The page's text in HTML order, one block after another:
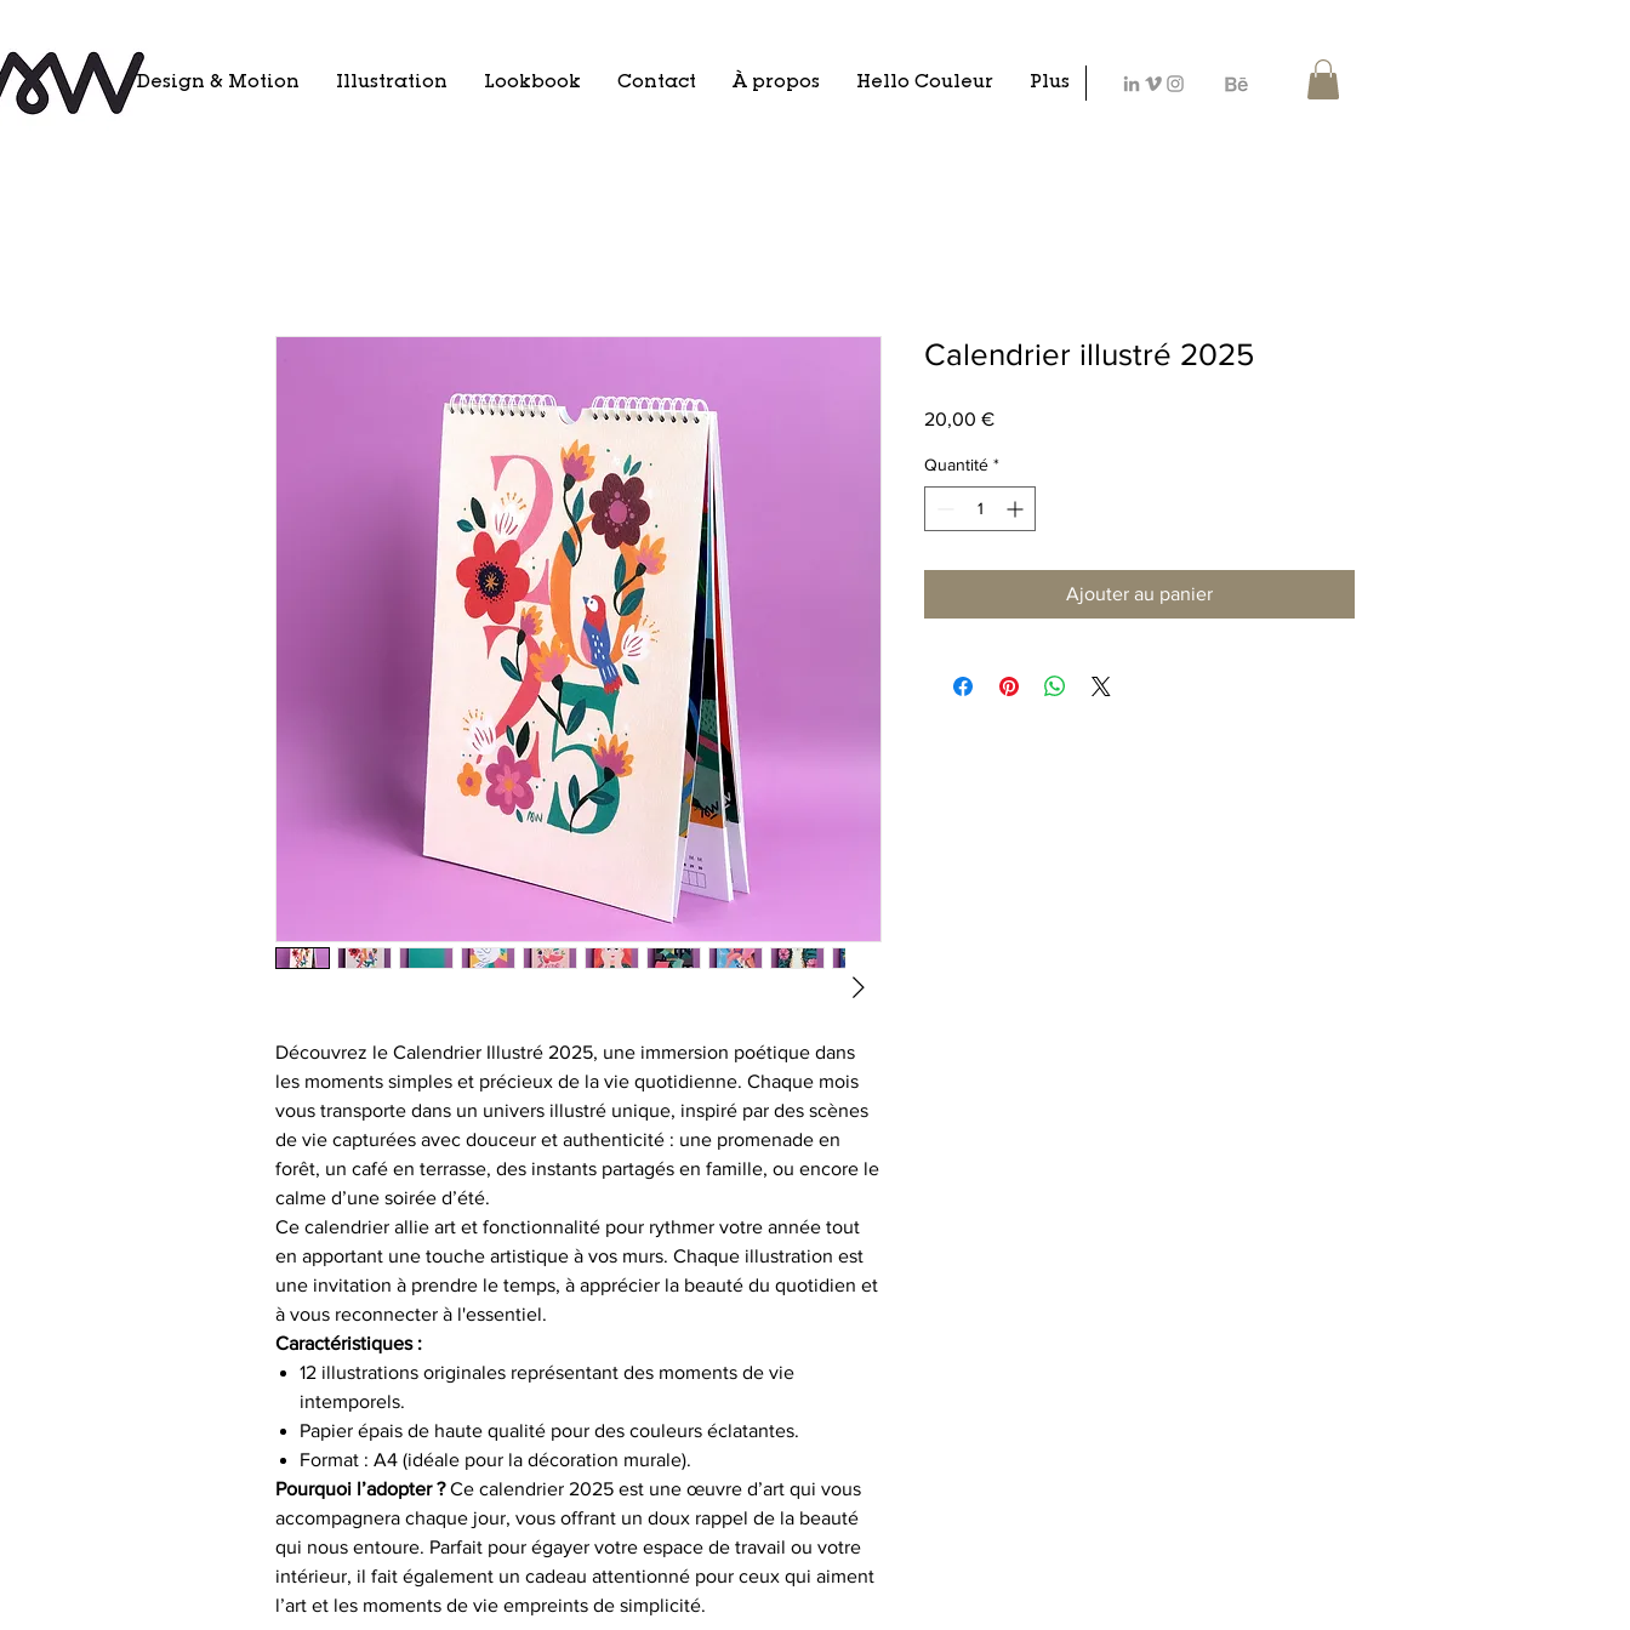
Design & Motion Illustration Lookbook Contact À propos Hello Couleur Plus
Découvrez le Calendrier Illustré 2025, une immersion poétique dans
les moments simples et précieux de la vie quotidienne. Chaque mois
vous transporte dans un univers illustré unique, inspiré par des scènes
de vie capturées avec douceur et authenticité : une promenade en
forêt, un café en terrasse, des instants partagés en famille, ou encore le
calme d’une soirée d’été.
Ce calendrier allie art et fonctionnalité pour rythmer votre année tout
en apportant une touche artistique à vos murs. Chaque illustration est
une invitation à prendre le temps, à apprécier la beauté du quotidien et
à vous reconnecter à l'essentiel.
Caractéristiques :
12 illustrations originales représentant des moments de vie
intemporels.
Papier épais de haute qualité pour des couleurs éclatantes.
Format : A4 (idéale pour la décoration murale).
Pourquoi l’adopter ?Ce calendrier 2025 est une œuvre d’art qui vous
accompagnera chaque jour, vous offrant un doux rappel de la beauté
qui nous entoure. Parfait pour égayer votre espace de travail ou votre
intérieur, il fait également un cadeau attentionné pour ceux qui aiment
l’art et les moments de vie empreints de simplicité.
Calendrier illustré 2025
20,00 €Prix
Quantité *
Ajouter au panier